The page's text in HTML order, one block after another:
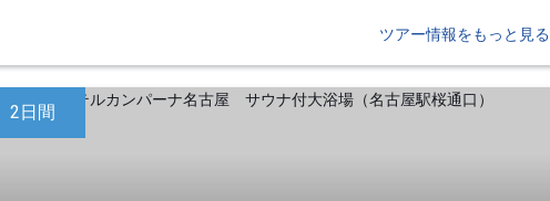
ツアー情報をもっと見る
2日間